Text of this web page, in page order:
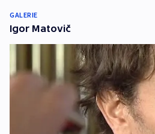
GALERIE
Igor Matovič